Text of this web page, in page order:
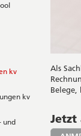
kv
kv
und
Als
Belege,
Jetzt